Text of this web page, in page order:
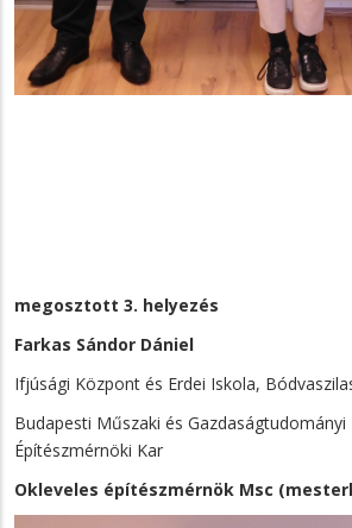
megosztott 3. helyezés
Farkas Sándor Dániel
Ifjúsági Központ és Erdei Iskola,
Budapesti Műszaki és Gazdaságtudományi
Építészmérnöki Kar
Okleveles építészmérnök Msc